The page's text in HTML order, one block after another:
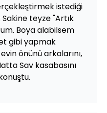
istediği
teyze "Artık
Boya alabilsem
gibi yapmak
önünü arkalarını,
Sav kasabasını